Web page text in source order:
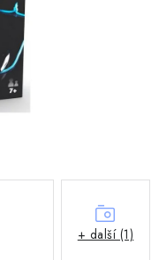
A JINÉ
ŠKOLY A
organizace
+ další (1)